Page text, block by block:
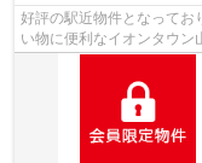
好評の駅近物件となってお
い物に便利なイオンタウ
に、薬や日用品を買うのに